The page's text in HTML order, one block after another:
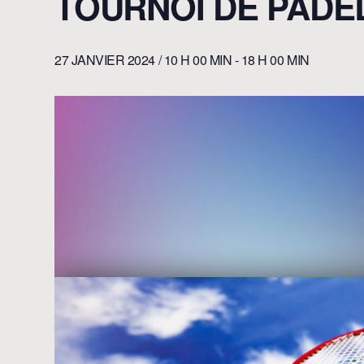
27 JANVIER 2024 / 10 H 00 MIN-18 H 00 MIN